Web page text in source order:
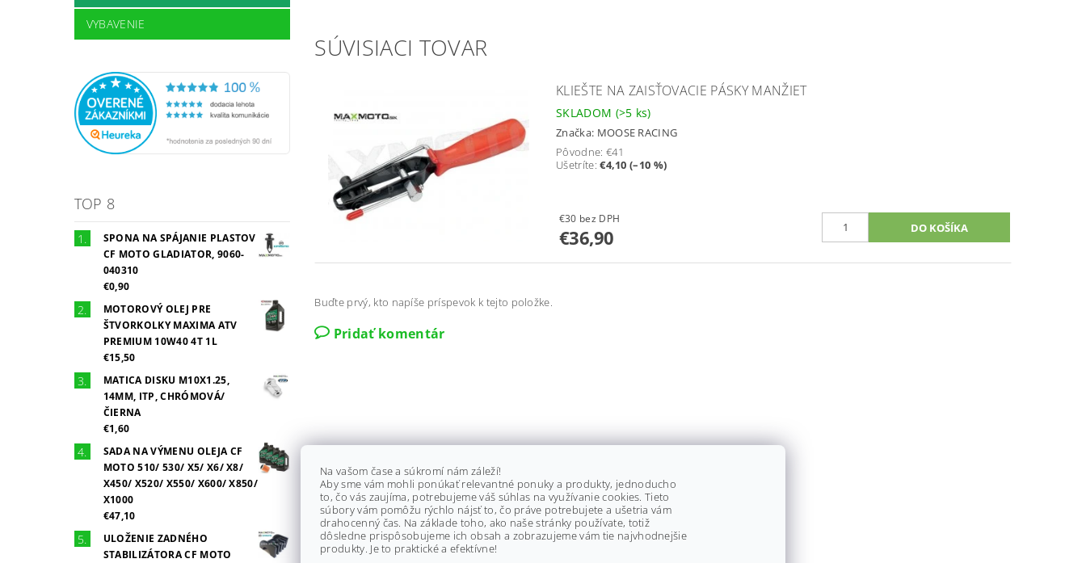
VYBAVENIE
TOP 8
SPONA NA SPÁJANIE PLASTOV
CF MOTO GLADIATOR, 9060-
040310
€0,90
MOTOROVÝ OLEJ PRE
ŠTVORKOLKY MAXIMA ATV
PREMIUM 10W40 4T 1L
€15,50
MATICA DISKU M10X1.25,
14MM, ITP, CHRÓMOVÁ/
ČIERNA
€1,60
SADA NA VÝMENU OLEJA CF
MOTO 510/ 530/ X5/ X6/ X8/
X450/ X520/ X550/ X600/ X850/
X1000
€47,10
ULOŽENIE ZADNÉHO
STABILIZÁTORA CF MOTO
SÚVISIACI TOVAR
KLIEŠTE NA ZAISŤOVACIE PÁSKY MANŽIET
SKLADOM (>5 ks)
Značka: MOOSE RACING
Pôvodne: €41
Ušetríte:€4,10 (–10 %)
€30 bez DPH
€36,90
Buďte prvý, kto napíše príspevok k tejto položke.
Pridať komentár
Na vašom čase a súkromí nám záleží!
Aby sme vám mohli ponúkať relevantné ponuky a produkty, jednoducho
to, čo vás zaujíma, potrebujeme váš súhlas na využívanie cookies. Tieto
súbory vám pomôžu rýchlo nájsť to, čo práve potrebujete a ušetria vám
drahocenný čas. Na základe toho, ako naše stránky používate, totiž
dôsledne prispôsobujeme ich obsah a zobrazujeme vám tie najvhodnejšie
produkty. Je to praktické a efektívne!